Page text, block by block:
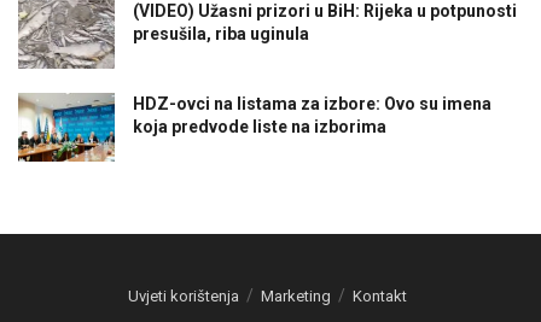
(VIDEO) Užasni prizori u BiH: Rijeka u potpunosti
presušila, riba uginula
HDZ-ovci na listama za izbore: Ovo su imena
koja predvode liste na izborima
Uvjeti korištenja Marketing Kontakt